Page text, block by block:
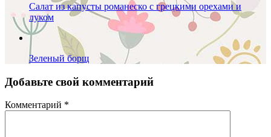
Салат из капусты романеско с грецкими орехами и
луком
Зеленый борщ
Добавьте свой комментарий
Комментарий *